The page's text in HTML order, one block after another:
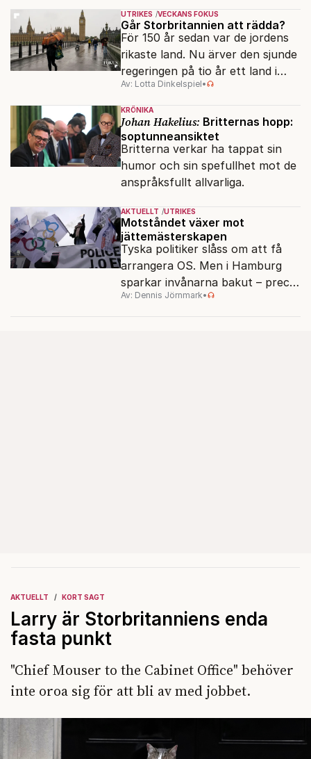
hela samhället – utan att rubba
den ryska statsidén?
UTRIKES VECKANS FOKUS
Går Storbritannien att rädda?
För 150 år sedan var de jordens
rikaste land. Nu ärver den sjunde
regeringen på tio år ett land i
politiskt och ekonomiskt kaos.
Av: Lotta Dinkelspiel•
KRÖNIKA
Johan Hakelius: Britternas hopp:
soptunneansiktet
Britterna verkar ha tappat sin
humor och sin spefullhet mot de
anspråksfullt allvarliga.
AKTUELLT UTRIKES
Motståndet växer mot
jättemästerskapen
Tyska politiker slåss om att få
arrangera OS. Men i Hamburg
sparkar invånarna bakut – precis
som de gjort tidigare i Paris,
Av: Dennis Jörnmark•
AKTUELLT KORT SAGT
Larry är Storbritanniens enda
fasta punkt
"Chief Mouser to the Cabinet Office" behöver
inte oroa sig för att bli av med jobbet.